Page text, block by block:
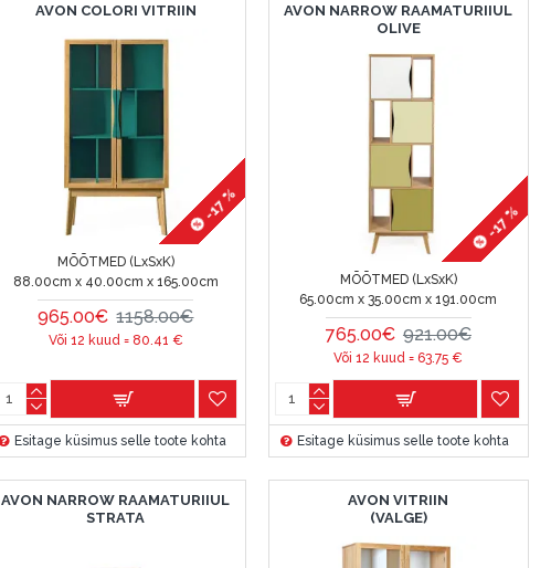
AVON COLORI VITRIIN
-17 %
MÕÕTMED (LxSxK)
88.00cm x 40.00cm x 165.00cm
965.00€ 1158.00€
Või 12 kuud = 80.41 €
Esitage küsimus selle toote kohta
AVON NARROW RAAMATURIIUL
OLIVE
-17 %
MÕÕTMED (LxSxK)
65.00cm x 35.00cm x 191.00cm
765.00€ 921.00€
Või 12 kuud = 63.75 €
Esitage küsimus selle toote kohta
AVON NARROW RAAMATURIIUL
STRATA
AVON VITRIIN
(VALGE)